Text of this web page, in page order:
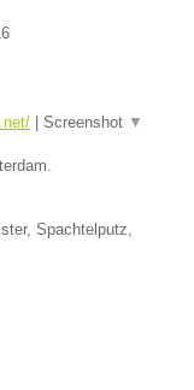
| Screenshot ▼
Spachtelputz,